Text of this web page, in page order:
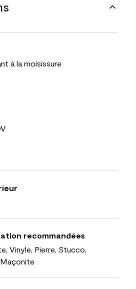
à la moisissure
recommandées
Vinyle, Pierre, Stucco,